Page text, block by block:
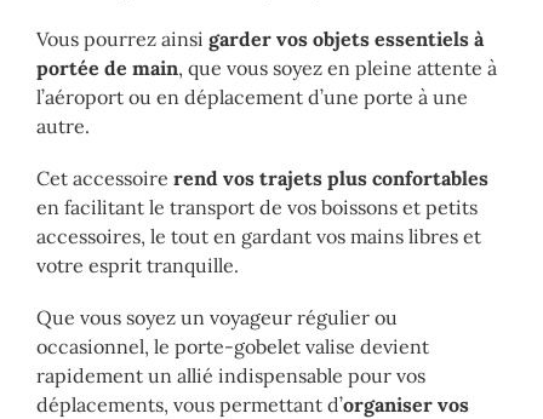
Vous pourrez ainsi garder vos objets essentiels à
portée de main, que vous soyez en pleine attente à
l’aéroport ou en déplacement d’une porte à une
autre.
Cet accessoire rend vos trajets plus confortables
en facilitant le transport de vos boissons et petits
accessoires, le tout en gardant vos mains libres et
votre esprit tranquille.
Que vous soyez un voyageur régulier ou
occasionnel, le porte-gobelet valise devient
rapidement un allié indispensable pour vos
déplacements, vous permettant d’organiser vos